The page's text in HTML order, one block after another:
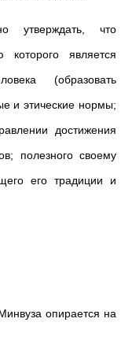
утверждать, что
является
(образовать
и этические нормы;
достижения
полезного своему
его традиции и
опирается на